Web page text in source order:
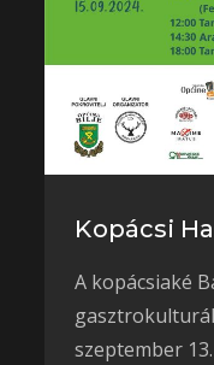
Kopácsi
A kopácsiaké
szeptember